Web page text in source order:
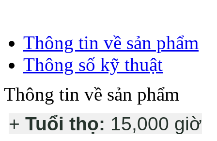
Thông tin về sản phẩm
Thông số kỹ thuật
Thông tin về sản phẩm
+ Tuổi thọ: 15,000 giờ